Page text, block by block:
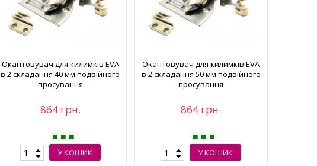
Окантовувач для килимків EVA
в 2 складання 40 мм подвійного
просування
864 грн.
У КОШИК
Окантовувач для килимків EVA
в 2 складання 50 мм подвійного
просування
864 грн.
У КОШИК